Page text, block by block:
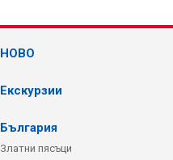
НОВО
Екскурзии
България
Златни пясъци